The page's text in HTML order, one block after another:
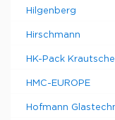
Hilgenberg
Hirschmann
HK-Pack
HMC-EUROPE
Hofmann